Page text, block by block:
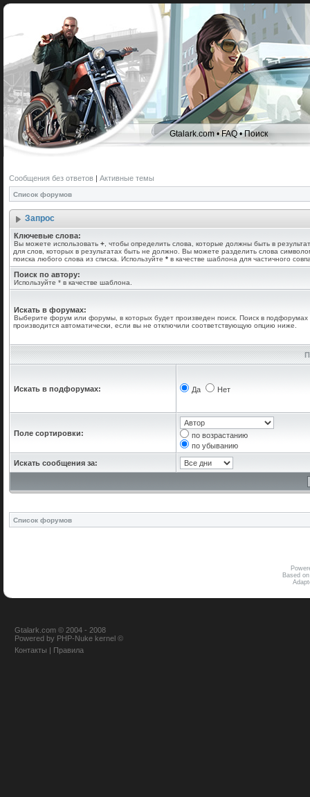
Gtalark.com •FAQ•Поиск
Сообщения без ответов | Активные темы
Список форумов
Запрос
Ключевые слова:
Вы можете использовать + , чтобы определить слова, которые должны быть в
для слов, которых в результатах быть не должно. Вы можете разделить слова
поиска любого слова из списка. Используйте * в качестве шаблона для частичного
Поиск по автору:
Используйте * в качестве шаблона.
Искать в форумах:
Выберите форум или форумы, в которых будет произведен поиск. Поиск в подфорумах
производится автоматически, если вы не отключили соответствующую опцию ниже.
Искать в подфорумах: Да Нет
Поле сортировки:
по возрастанию
по убыванию
Искать сообщения за:
Список форумов
Based
Gtalark.com © 2004 - 2008
Powered by PHP-Nuke kernel ©
Контакты | Правила